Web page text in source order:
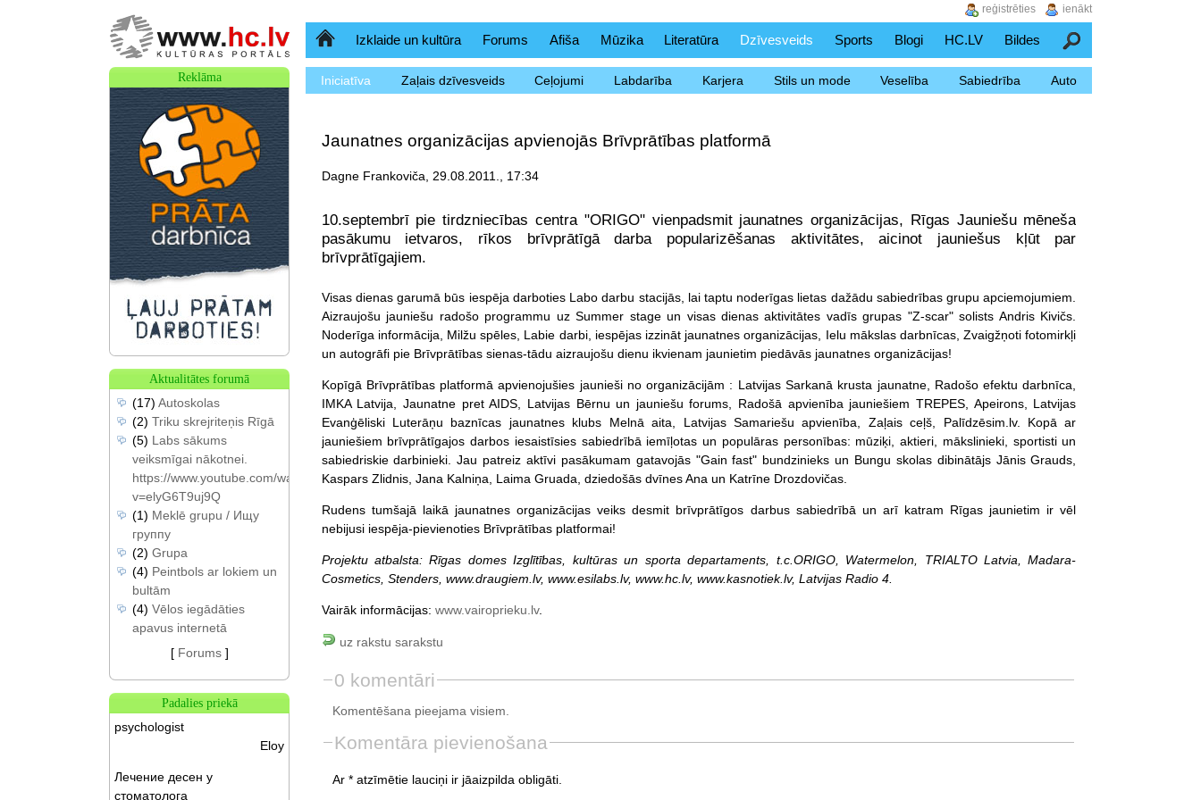
SākumlapaIzklaide un kultūra Forums Afiša Mūzika Literatūra Dzīvesveids Sports Blogi HC.LV Bildes Meklēšana
Iniciatīva Zaļais dzīvesveids Ceļojumi Labdarība Karjera Stils un mode Veselība Sabiedrība Auto
Jaunatnes organizācijas apvienojās Brīvprātības platformā
Dagne Frankoviča, 29.08.2011., 17:34
10.septembrī pie tirdzniecības centra "ORIGO" vienpadsmit jaunatnes organizācijas, Rīgas Jauniešu mēneša
pasākumu ietvaros, rīkos brīvprātīgā darba popularizēšanas aktivitātes, aicinot jauniešus kļūt par
brīvprātīgajiem.
Visas dienas garumā būs iespēja darboties Labo darbu stacijās, lai taptu noderīgas lietas dažādu sabiedrības grupu apciemojumiem.
Aizraujošu jauniešu radošo programmu uz Summer stage un visas dienas aktivitātes vadīs grupas "Z-scar" solists Andris Kivičs.
Noderīga informācija, Milžuspēles , Labie darbi, iespējas izzināt jaunatnes organizācijas, Ielu mākslas darbnīcas, Zvaigžņoti fotomirkļi
un autogrāfi pie Brīvprātības sienas-tādu aizraujošu dienu ikvienam jaunietim piedāvās jaunatnes organizācijas!
Kopīgā Brīvprātības platformā apvienojušies jaunieši no organizācijām : Latvijas Sarkanā krusta jaunatne, Radošo efektu darbnīca,
IMKA Latvija, Jaunatne pret AIDS, Latvijas Bērnu un jauniešu forums, Radošā apvienība jauniešiem TREPES, Apeirons, Latvijas
Evanģēliski Luterāņu baznīcas jaunatnes klubs Melnā aita, Latvijas Samariešu apvienība, Zaļais ceļš, Palīdzēsim.lv. Kopā ar
jauniešiem brīvprātīgajos darbos iesaistīsies sabiedrībā iemīļotas un populāras personības: mūziķi, aktieri, mākslinieki, sportisti un
sabiedriskie darbinieki. Jau patreiz aktīvi pasākumam gatavojās "Gain fast" bundzinieks un Bungu skolas dibinātājs Jānis Grauds,
Kaspars Zlidnis, Jana Kalniņa, Laima Gruada, dziedošās dvīnes Ana un Katrīne Drozdovičas.
Rudens tumšajā laikā jaunatnes organizācijas veiks desmit brīvprātīgos darbus sabiedrībā un arī katram Rīgas jaunietim ir vēl
nebijusi iespēja-pievienoties Brīvprātības platformai!
Projektu atbalsta: Rīgas domes Izglītības, kultūras un sporta departaments, t.c.ORIGO, Watermelon, TRIALTO Latvia, Madara-
Cosmetics, Stenders, www.draugiem.lv, www.esilabs.lv, www.hc.lv, www.kasnotiek.lv, Latvijas Radio 4.
Vairāk informācijas: www.vairoprieku.lv.
uz rakstu sarakstu
0 komentāri
Komentēšana pieejama visiem.
Komentāra pievienošana
Ar * atzīmētie lauciņi ir jāaizpilda obligāti.
Reklāma
Aktualitātes forumā
(17) Autoskolas
(2) Triku skrejriteņis Rīgā
(5) Labs sākums
veiksmīgai nākotnei.
https://www.youtube.com/watch?
v=elyG6T9uj9Q
(1) Meklē grupu / Ищу
группу
(2) Grupa
(4) Peintbols ar lokiem un
bultām
(4) Vēlos iegādāties
apavus internetā
[ Forums]
Padalies priekā
psychologist
Eloy
Лечение десен у
стоматолога
ienākt
reģistrēties